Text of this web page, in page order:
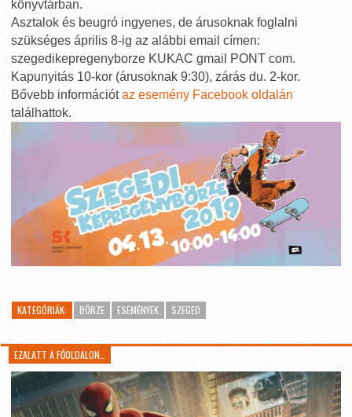
könyvtárban.
Asztalok és beugró ingyenes, de árusoknak foglalni
szükséges április 8-ig az alábbi email címen:
szegedikepregenyborze KUKAC gmail PONT com.
Kapunyitás 10-kor (árusoknak 9:30), zárás du. 2-kor.
Bővebb információtaz esemény Facebook oldalán
találhattok.
KATEGÓRIÁK: BÖRZE ESEMÉNYEK SZEGED
EZALATT A FŐOLDALON…